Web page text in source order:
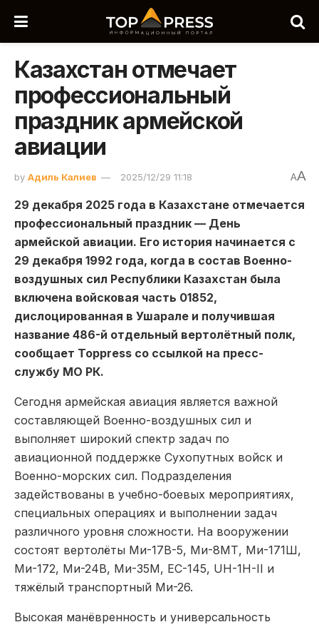
Казахстан отмечает
профессиональный
праздник армейской
авиации
by Адиль Калиев 2025/12/29 11:18 AA
29 декабря 2025 года в Казахстане отмечается
профессиональный праздник — День
армейской авиации. Его история начинается с
29 декабря 1992 года, когда в состав Военно-
воздушных сил Республики Казахстан была
включена войсковая часть 01852,
дислоцированная в Ушарале и получившая
название 486-й отдельный вертолётный полк,
сообщает Toppress со ссылкой на пресс-
службу МО РК.
Сегодня армейская авиация является важной
составляющей Военно-воздушных сил и
выполняет широкий спектр задач по
авиационной поддержке Сухопутных войск и
Военно-морских сил. Подразделения
задействованы в учебно-боевых мероприятиях,
специальных операциях и выполнении задач
различного уровня сложности. На вооружении
состоят вертолёты Ми-17В-5, Ми-8МТ, Ми-171Ш,
Ми-172, Ми-24В, Ми-35М, EC-145, UH-1H-II и
тяжёлый транспортный Ми-26.
Высокая манёвренность и универсальность